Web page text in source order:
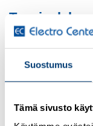
Suostumus
Tämä sivusto
Tappisulake.
Kirjaudu sisään
verkkokauppaa